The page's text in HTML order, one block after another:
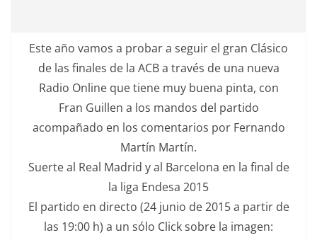
Este año vamos a probar a seguir el gran Clásico
de las finales de la ACB a través de una nueva
Radio Online que tiene muy buena pinta, con
Fran Guillen a los mandos del partido
acompañado en los comentarios por Fernando
Martín Martín.
Suerte al Real Madrid y al Barcelona en la final de
la liga Endesa 2015
El partido en directo (24 junio de 2015 a partir de
las 19:00 h) a un sólo Click sobre la imagen: